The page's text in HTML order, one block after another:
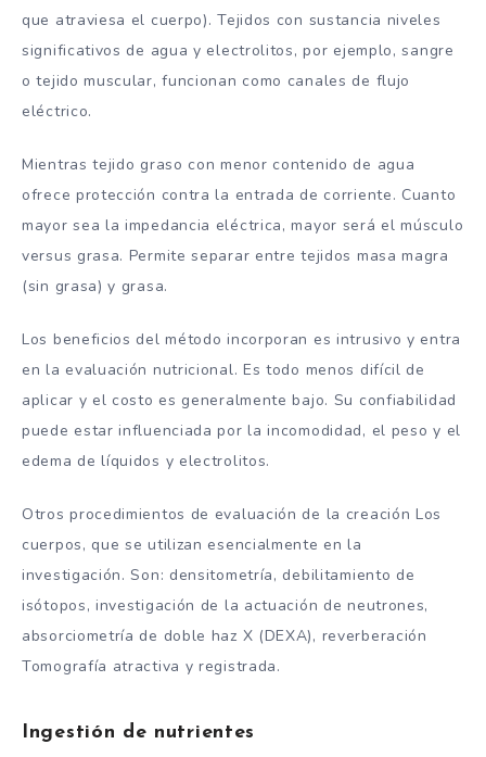
que atraviesa el cuerpo). Tejidos con sustancia niveles
significativos de agua y electrolitos, por ejemplo, sangre
o tejido muscular, funcionan como canales de flujo
eléctrico.
Mientras tejido graso con menor contenido de agua
ofrece protección contra la entrada de corriente. Cuanto
mayor sea la impedancia eléctrica, mayor será el músculo
versus grasa. Permite separar entre tejidos masa magra
(sin grasa) y grasa.
Los beneficios del método incorporan es intrusivo y entra
en la evaluación nutricional. Es todo menos difícil de
aplicar y el costo es generalmente bajo. Su confiabilidad
puede estar influenciada por la incomodidad, el peso y el
edema de líquidos y electrolitos.
Otros procedimientos de evaluación de la creación Los
cuerpos, que se utilizan esencialmente en la
investigación. Son: densitometría, debilitamiento de
isótopos, investigación de la actuación de neutrones,
absorciometría de doble haz X (DEXA), reverberación
Tomografía atractiva y registrada.
Ingestión de nutrientes